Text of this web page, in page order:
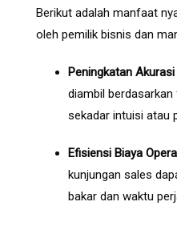
Berikut adalah manfaat
oleh pemilik bisnis dan
Peningkatan Akurasi
diambil
sekadar intuisi atau
Efisiensi Biaya
kunjungan sales
bakar dan waktu